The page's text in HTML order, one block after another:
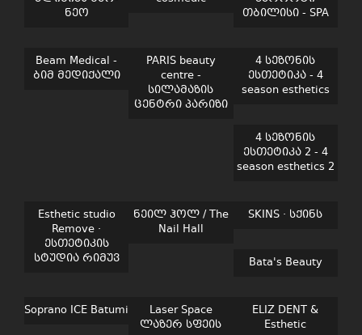
ნეო
თბილისი - SPA
Beam Medical -
ბიმ მედიქალი
PARIS beauty
centre -
სილამაზის
ცენტრი პარიზი
4 სეზონის
ესთეტიკა - 4
season esthetics
4 სეზონის
ესთეტიკა 2 - 4
season esthetics 2
Esthetic studio
Remove ·
ესთეტიკის
სტუდია რიმუვ
ნეილ ჰოლ / The
Nail Hall
SKINS · სქინს
Bata's Beauty
Soprano ICE Batumi
Laser Space
ლაზერ სფეის
ELIZ DENT &
Esthetic